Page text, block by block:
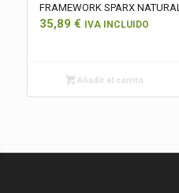
FRAMEWORK SPARX NATURAL
35,89 € IVA INCLUIDO
Añadir al carrito